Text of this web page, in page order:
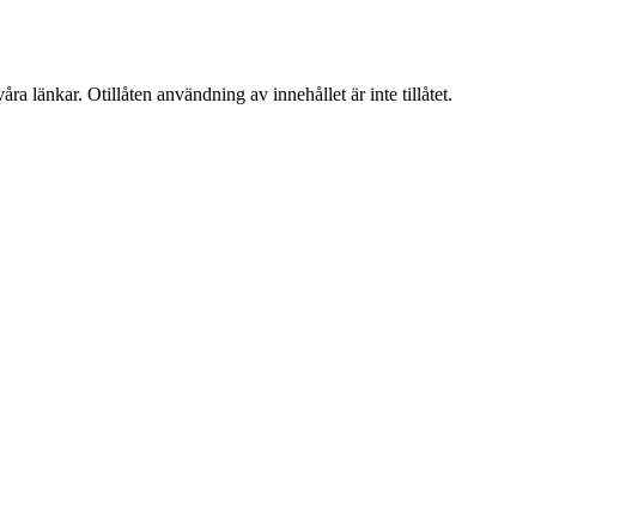
länkar. Otillåten användning av innehållet är inte tillåtet.